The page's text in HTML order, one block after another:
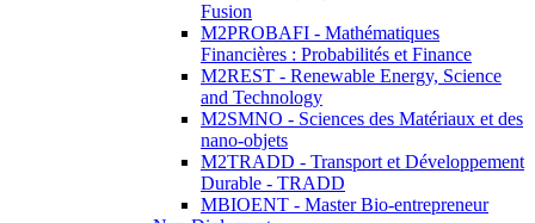
Fusion
M2PROBAFI - Mathématiques
Financières : Probabilités et Finance
M2REST - Renewable Energy, Science
and Technology
M2SMNO - Sciences des Matériaux et des
nano-objets
M2TRADD - Transport et Développement
Durable - TRADD
MBIOENT - Master Bio-entrepreneur